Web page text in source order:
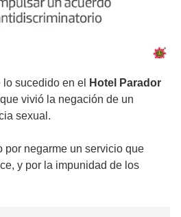
sucedido en el
Hotel Parador
vivió la negación de un
sexual.
por negarme un servicio que
y por la impunidad de los